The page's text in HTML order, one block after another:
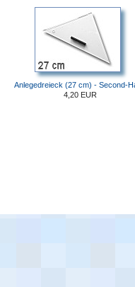
Anlegedreieck (27 cm) - Second-
4,20 EUR